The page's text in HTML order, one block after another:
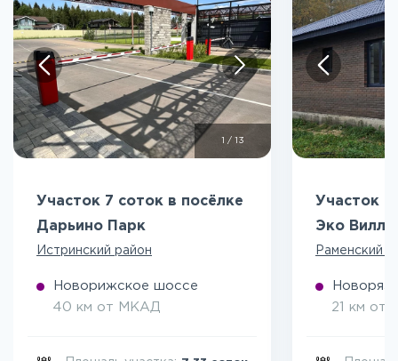
/ 13
Участок 7 соток в посёлке
Дарьино Парк
Истринский район
Новорижское шоссе
40 км от МКАД
Участок 5
Эко
Раменский
21 км от